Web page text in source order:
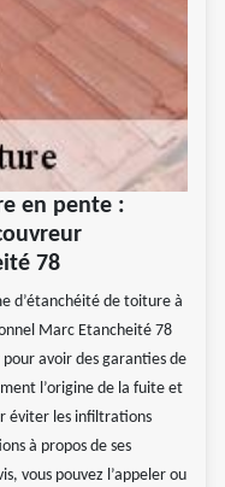
en pente :
78
d’étanchéité de toiture à
Marc Etancheité 78
avoir des garanties de
l’origine de la fuite et
éviter les infiltrations
à propos de ses
vous pouvez l’appeler ou